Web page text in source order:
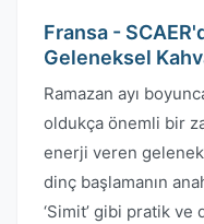
Fransa -
Geleneksel
Ramazan ayı
oldukça önemli bir
enerji veren
dinç başlamanın
‘Simit’ gibi pratik ve